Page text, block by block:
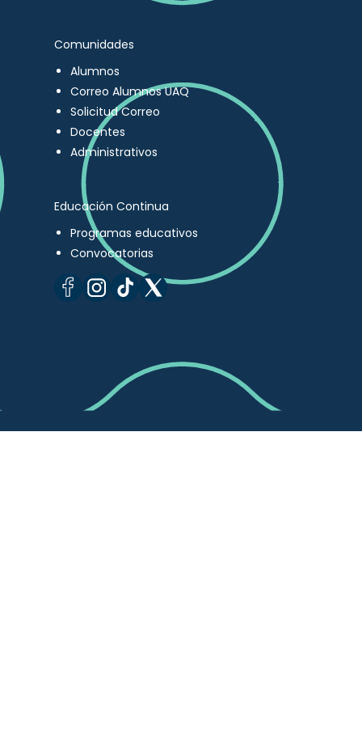
Comunidades
Alumnos
Correo Alumnos UAQ
Solicitud Correo
Docentes
Administrativos
Educación Continua
Programas educativos
Convocatorias